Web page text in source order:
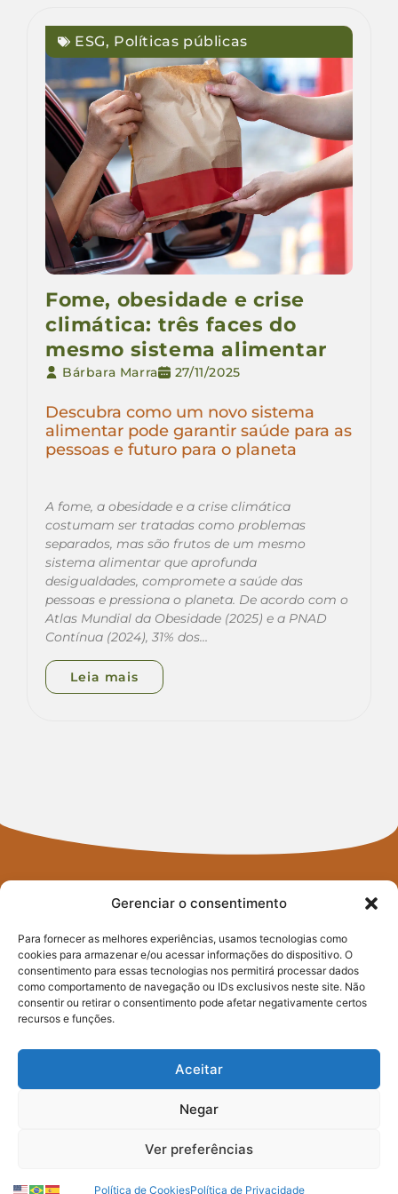
Gerenciar o consentimento
Para fornecer as melhores experiências, usamos tecnologias como
cookies para armazenar e/ou acessar informações do dispositivo. O
consentimento para essas tecnologias nos permitirá processar dados
como comportamento de navegação ou IDs exclusivos neste site. Não
consentir ou retirar o consentimento pode afetar negativamente certos
recursos e funções.
Aceitar
Negar
Ver preferências
Política de CookiesPolítica de Privacidade
ESG, Políticas públicas
Fome, obesidade e crise
climática: três faces do
mesmo sistema alimentar
Bárbara Marra 27/11/2025
Descubra como um novo sistema
alimentar pode garantir saúde para as
pessoas e futuro para o planeta
A fome, a obesidade e a crise climática
costumam ser tratadas como problemas
separados, mas são frutos de um mesmo
sistema alimentar que aprofunda
desigualdades, compromete a saúde das
pessoas e pressiona o planeta. De acordo com o
Atlas Mundial da Obesidade (2025) e a PNAD
Contínua (2024), 31% dos…
Leia mais
FIQUE POR
DENTRO
DO PACTO
CONTRA A FOME
Assine nossa newsletter e saiba